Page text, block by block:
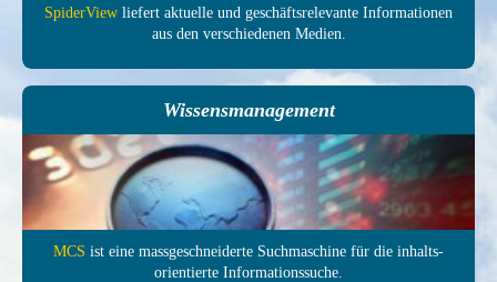
SpiderView liefert aktuelle und ge­schäfts­relevante In­forma­tionen
aus den ver­schie­denen Medien.
Wissensmanagement
MCS ist eine mass­ge­schneiderte Such­maschine für die inhalts­
orientierte In­formations­suche.